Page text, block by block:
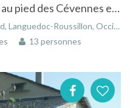
Auberge nature style motel, au pied des Cévennes et de la rivière Le Gardon
Roussillon, Occitanie, France
13 personnes